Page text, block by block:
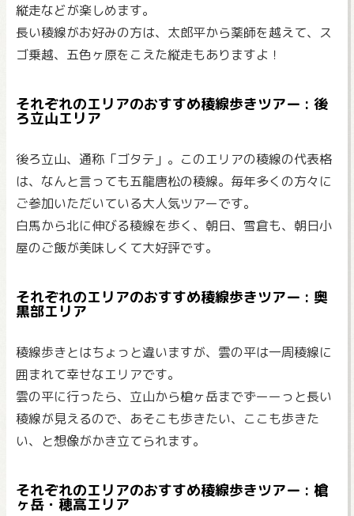
縦走などが楽しめます。
長い稜線がお好みの方は、太郎平から薬師を越えて、ス
ゴ乗越、五色ヶ原をこえた縦走もありますよ！
それぞれのエリアのおすすめ稜線歩きツアー : 後
ろ立山エリア
後ろ立山、通称「ゴタテ」。このエリアの稜線の代表格
は、なんと言っても五龍唐松の稜線。毎年多くの方々に
ご参加いただいている大人気ツアーです。
白馬から北に伸びる稜線を歩く、朝日、雪倉も、朝日小
屋のご飯が美味しくて大好評です。
それぞれのエリアのおすすめ稜線歩きツアー : 奥
黒部エリア
稜線歩きとはちょっと違いますが、雲の平は一周稜線に
囲まれて幸せなエリアです。
雲の平に行ったら、立山から槍ヶ岳までずーーっと長い
稜線が見えるので、あそこも歩きたい、ここも歩きた
い、と想像がかき立てられます。
それぞれのエリアのおすすめ稜線歩きツアー : 槍
ヶ岳・穂高エリア